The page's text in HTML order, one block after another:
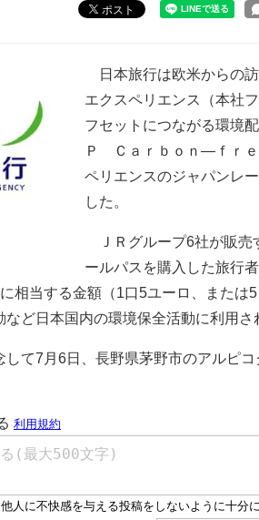
ポスト
日本旅行は欧米からの訪
エクスペリエンス（本社
フセットにつながる環境
Ｐ Ｃａｒｂｏｎ―ｆｒｅ
ペリエンスのジャパンレ
した。
ＪＲグループ6社が販売
ールパスを購入した旅行
相当する金額（1口5ユーロ、または
など日本国内の環境保全活動に利用さ
て7月6日、長野県茅野市のアルピ